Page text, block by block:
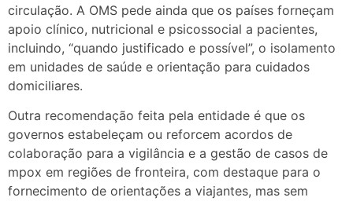
circulação. A OMS pede ainda que os países forneçam
apoio clínico, nutricional e psicossocial a pacientes,
incluindo, “quando justificado e possível”, o isolamento
em unidades de saúde e orientação para cuidados
domiciliares.
Outra recomendação feita pela entidade é que os
governos estabeleçam ou reforcem acordos de
colaboração para a vigilância e a gestão de casos de
mpox em regiões de fronteira, com destaque para o
fornecimento de orientações a viajantes, mas sem